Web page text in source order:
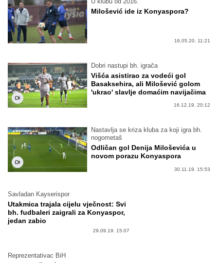
Milošević ide iz Konyaspora?
16.05.20. 11:21
Dobri nastupi bh. igrača
Višća asistirao za vodeći gol
Basaksehira, ali Milošević golom
'ukrao' slavlje domaćim navijačima
16.12.19. 20:12
Nastavlja se kriza kluba za koji igra bh.
nogometaš
Odličan gol Denija Miloševića u
novom porazu Konyaspora
30.11.19. 15:53
Savladan Kayserispor
Utakmica trajala cijelu vječnost: Svi
bh. fudbaleri zaigrali za Konyaspor,
jedan zabio
29.09.19. 15:07
Reprezentativac BiH